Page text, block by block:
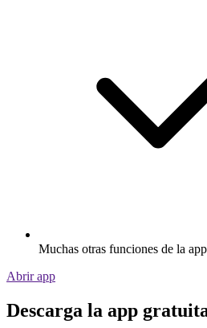
Muchas otras funciones de la app
Abrir app
Descarga la app